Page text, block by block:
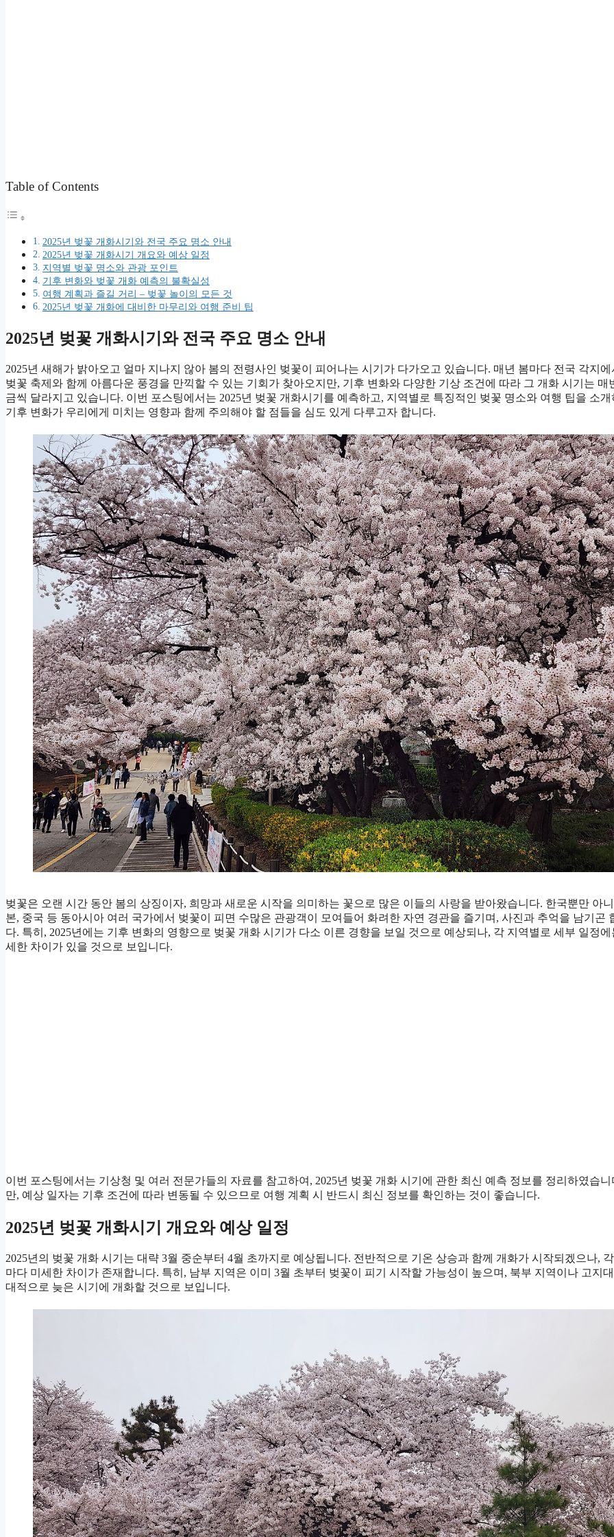
Table of Contents
2025년 벚꽃 개화시기와 전국 주요 명소 안내
2025년 벚꽃 개화시기 개요와 예상 일정
지역별 벚꽃 명소와 관광 포인트
기후 변화와 벚꽃 개화 예측의 불확실성
여행 계획과 즐길 거리 – 벚꽃 놀이의 모든 것
2025년 벚꽃 개화에 대비한 마무리와 여행 준비 팁
2025년 벚꽃 개화시기와 전국 주요 명소 안내
2025년 새해가 밝아오고 얼마 지나지 않아 봄의 전령사인 벚꽃이 피어나는 시기가 다가오고 있습니다. 매년 봄마다 전국 각지에
벚꽃 축제와 함께 아름다운 풍경을 만끽할 수 있는 기회가 찾아오지만, 기후 변화와 다양한 기상 조건에 따라 그 개화 시기는 매
금씩 달라지고 있습니다. 이번 포스팅에서는 2025년 벚꽃 개화시기를 예측하고, 지역별로 특징적인 벚꽃 명소와 여행 팁을 소개
기후 변화가 우리에게 미치는 영향과 함께 주의해야 할 점들을 심도 있게 다루고자 합니다.
벚꽃은 오랜 시간 동안 봄의 상징이자, 희망과 새로운 시작을 의미하는 꽃으로 많은 이들의 사랑을 받아왔습니다. 한국뿐만 아
본, 중국 등 동아시아 여러 국가에서 벚꽃이 피면 수많은 관광객이 모여들어 화려한 자연 경관을 즐기며, 사진과 추억을 남기곤
다. 특히, 2025년에는 기후 변화의 영향으로 벚꽃 개화 시기가 다소 이른 경향을 보일 것으로 예상되나, 각 지역별로 세부 일정에
세한 차이가 있을 것으로 보입니다.
이번 포스팅에서는 기상청 및 여러 전문가들의 자료를 참고하여, 2025년 벚꽃 개화 시기에 관한 최신 예측 정보를 정리하였습니
만, 예상 일자는 기후 조건에 따라 변동될 수 있으므로 여행 계획 시 반드시 최신 정보를 확인하는 것이 좋습니다.
2025년 벚꽃 개화시기 개요와 예상 일정
2025년의 벚꽃 개화 시기는 대략 3월 중순부터 4월 초까지로 예상됩니다. 전반적으로 기온 상승과 함께 개화가 시작되겠으나,
마다 미세한 차이가 존재합니다. 특히, 남부 지역은 이미 3월 초부터 벚꽃이 피기 시작할 가능성이 높으며, 북부 지역이나 고지
대적으로 늦은 시기에 개화할 것으로 보입니다.